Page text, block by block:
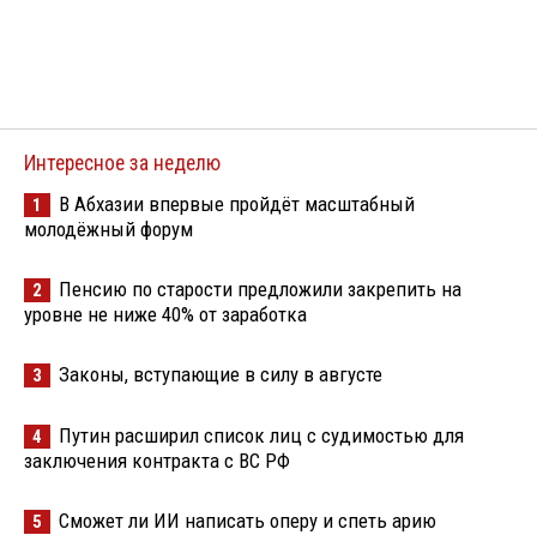
Интересное за неделю
1
В Абхазии впервые пройдёт масштабный
молодёжный форум
2
Пенсию по старости предложили закрепить на
уровне не ниже 40% от заработка
3 Законы, вступающие в силу в августе
4
Путин расширил список лиц с судимостью для
заключения контракта с ВС РФ
5 Сможет ли ИИ написать оперу и спеть арию